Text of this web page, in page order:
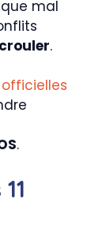
mal
.
.